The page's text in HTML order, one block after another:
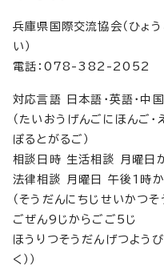
兵庫県国際交流協会（ひょ
い）
電話：078-382-2052
対応言語 日本語・英語・中
（たいおうげんごにほんご・
ぽるとがるご）
相談日時 生活相談 月曜日
法律相談 月曜日 午後1時か
（そうだんにちじせいかつ
ごぜん9じからごご5じ
ほうりつそうだんげつよう
く））